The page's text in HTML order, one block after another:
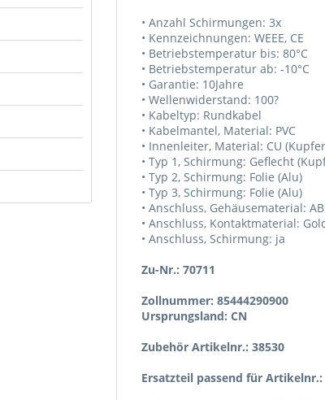
• Anzahl Schirmungen: 3x
• Kennzeichnungen: WEEE, CE
• Betriebstemperatur bis: 80°C
• Betriebstemperatur ab: -10°C
• Garantie: 10Jahre
• Wellenwiderstand: 100?
• Kabeltyp: Rundkabel
• Kabelmantel, Material: PVC
• Innenleiter, Material: CU
• Typ 1, Schirmung: Geflecht
• Typ 2, Schirmung: Folie (Alu)
• Typ 3, Schirmung: Folie (Alu)
• Anschluss, Gehäusematerial:
• Anschluss, Kontaktmaterial:
• Anschluss, Schirmung: ja
Zu-Nr.: 70711
Zollnummer: 85444290900
Ursprungsland: CN
Zubehör Artikelnr.: 38530
Ersatzteil passend für Artikelnr.: